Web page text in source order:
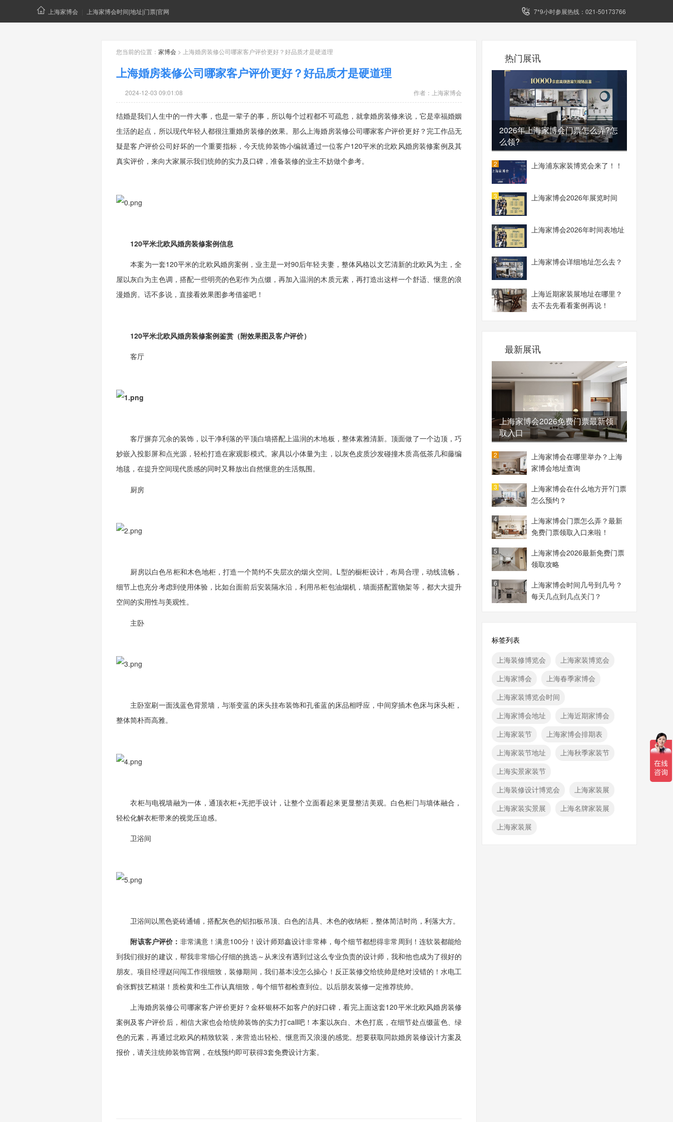
上海家博会 上海家博会时间|地址|门票|官网 7*9小时参展热线：021-50173766
您当前的位置： 家博会 > 上海婚房装修公司哪家客户评价更好？好品质才是硬道理
上海婚房装修公司哪家客户评价更好？好品质才是硬道理
2024-12-03 09:01:08 作者： 上海家博会
结婚是我们人生中的一件大事，也是一辈子的事，所以每个过程都不可疏忽，就拿婚房装修来说，它是幸福婚姻
生活的起点，所以现代年轻人都很注重婚房装修的效果。那么上海婚房装修公司哪家客户评价更好？完工作品无
疑是客户评价公司好坏的一个重要指标，今天统帅装饰小编就通过一位客户120平米的北欧风婚房装修案例及其
真实评价，来向大家展示我们统帅的实力及口碑，准备装修的业主不妨做个参考。
120平米北欧风婚房装修案例信息
本案为一套120平米的北欧风婚房案例，业主是一对90后年轻夫妻，整体风格以文艺清新的北欧风为主，全
屋以灰白为主色调，搭配一些明亮的色彩作为点缀，再加入温润的木质元素，再打造出这样一个舒适、惬意的浪
漫婚房。话不多说，直接看效果图参考借鉴吧！
120平米北欧风婚房装修案例鉴赏（附效果图及客户评价）
客厅
客厅摒弃冗余的装饰，以干净利落的平顶白墙搭配上温润的木地板，整体素雅清新。顶面做了一个边顶，巧
妙嵌入投影屏和点光源，轻松打造在家观影模式。家具以小体量为主，以灰色皮质沙发碰撞木质高低茶几和藤编
地毯，在提升空间现代质感的同时又释放出自然惬意的生活氛围。
厨房
厨房以白色吊柜和木色地柜，打造一个简约不失层次的烟火空间。L型的橱柜设计，布局合理，动线流畅，
细节上也充分考虑到使用体验，比如台面前后安装隔水沿，利用吊柜包油烟机，墙面搭配置物架等，都大大提升
空间的实用性与美观性。
主卧
主卧室刷一面浅蓝色背景墙，与渐变蓝的床头挂布装饰和孔雀蓝的床品相呼应，中间穿插木色床与床头柜，
整体简朴而高雅。
衣柜与电视墙融为一体，通顶衣柜+无把手设计，让整个立面看起来更显整洁美观。白色柜门与墙体融合，
轻松化解衣柜带来的视觉压迫感。
卫浴间
卫浴间以黑色瓷砖通铺，搭配灰色的铝扣板吊顶、白色的洁具、木色的收纳柜，整体简洁时尚，利落大方。
附该客户评价： 非常满意！满意100分！设计师郑鑫设计非常棒，每个细节都想得非常周到！连软装都能给
到我们很好的建议，帮我非常细心仔细的挑选～从来没有遇到过这么专业负责的设计师，我和他也成为了很好的
朋友。项目经理赵问闯工作很细致，装修期间，我们基本没怎么操心！反正装修交给统帅是绝对没错的！水电工
俞张辉技艺精湛！质检黄和生工作认真细致，每个细节都检查到位。以后朋友装修一定推荐统帅。
上海婚房装修公司哪家客户评价更好？金杯银杯不如客户的好口碑，看完上面这套120平米北欧风婚房装修
案例及客户评价后，相信大家也会给统帅装饰的实力打call吧！本案以灰白、木色打底，在细节处点缀蓝色、绿
色的元素，再通过北欧风的精致软装，来营造出轻松、惬意而又浪漫的感觉。想要获取同款婚房装修设计方案及
报价，请关注统帅装饰官网，在线预约即可获得3套免费设计方案。
热门展讯
2026年上海家博会门票怎么弄?怎
么领?
上海浦东家装博览会来了！！
2
上海家博会2026年展览时间
3
上海家博会2026年时间表地址
4
上海家博会详细地址怎么去？
5
上海近期家装展地址在哪里？
去不去先看看案例再说！
6
最新展讯
上海家博会2026免费门票最新领
取入口
上海家博会在哪里举办？上海
家博会地址查询
2
上海家博会在什么地方开?门票
怎么预约？
3
上海家博会门票怎么弄？最新
免费门票领取入口来啦！
4
上海家博会2026最新免费门票
领取攻略
5
上海家博会时间几号到几号？
每天几点到几点关门？
6
标签列表
上海装修博览会
上海家装博览会
上海家博会
上海春季家博会
上海家装博览会时间
上海家博会地址
上海近期家博会
上海家装节
上海家博会排期表
上海家装节地址
上海秋季家装节
上海实景家装节
上海装修设计博览会
上海家装展
上海家装实景展
上海名牌家装展
上海家装展